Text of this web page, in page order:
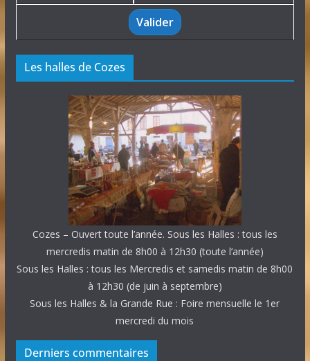
Les halles de Cozes
Cozes – Ouvert toute l’année. Sous les Halles : tous les
mercredis matin de 8h00 à 12h30 (toute l’année)
Sous les Halles : tous les Mercredis et samedis matin de 8h00
à 12h30 (de juin à septembre)
Sous les Halles & la Grande Rue : Foire mensuelle le 1er
mercredi du mois
Derniers commentaires